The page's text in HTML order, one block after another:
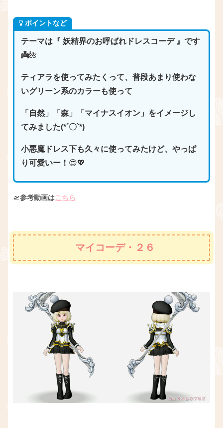
ポイントなど
テーマは『 妖精界のお呼ばれドレスコーデ 』です
👼🌺
ティアラを使ってみたくって、普段あまり使わな
いグリーン系のカラーも使って
「自然」「森」「マイナスイオン」をイメージし
てみました(*´〇`*)
小悪魔ドレス下も久々に使ってみたけど、やっぱ
り可愛いー！ 😍💖
🛫参考動画はこちら
マイコーデ・２６